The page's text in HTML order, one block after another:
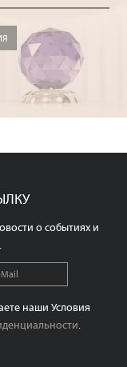
о событиях и
наши Условия
.